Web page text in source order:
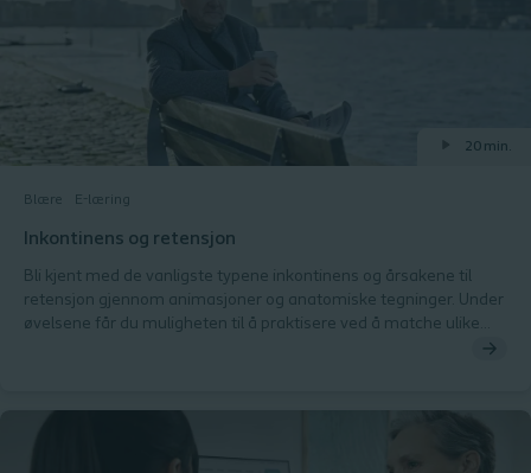
Blære E-læring
20 min.
Inkontinens og retensjon
Bli kjent med de vanligste typene inkontinens og årsakene til
retensjon gjennom animasjoner og anatomiske tegninger. Under
øvelsene får du muligheten til å praktisere ved å matche ulike